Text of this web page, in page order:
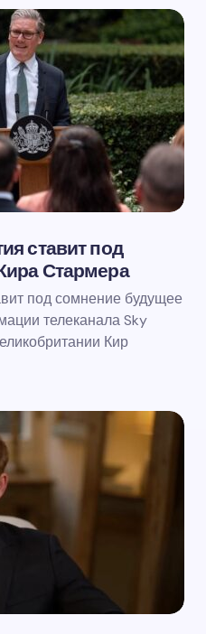
ставит под
Стармера
под сомнение будущее
телеканала Sky
Кир